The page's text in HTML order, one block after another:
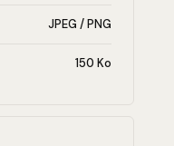
JPEG / PNG
150 Ko